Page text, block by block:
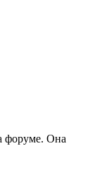
форуме. Она